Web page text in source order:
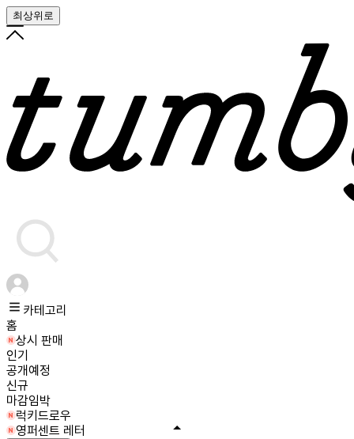
최상위로
카테고리
홈
상시 판매
인기
공개예정
신규
마감임박
럭키드로우
영퍼센트 레터